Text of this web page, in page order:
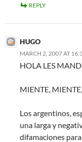
REPLY
HUGO
MARCH 2, 2007 AT
HOLA LES
MIENTE,
Los argentinos,
una larga y
difamaciones